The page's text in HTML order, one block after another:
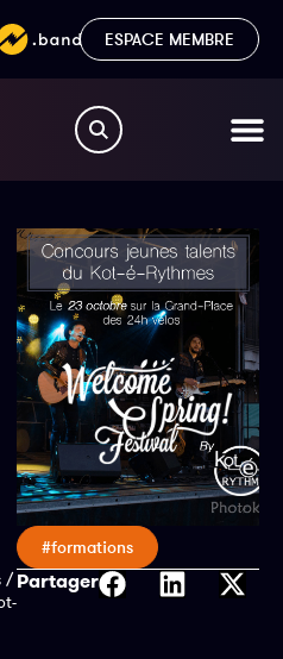
ESPACE MEMBRE
/
#formations
Partager